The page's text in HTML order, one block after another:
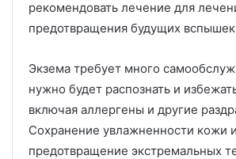
рекомендовать лечение для
предотвращения будущих
Экзема требует много
нужно будет распознать и
включая аллергены и другие
Сохранение увлажненности кожи и
предотвращение экстремальных